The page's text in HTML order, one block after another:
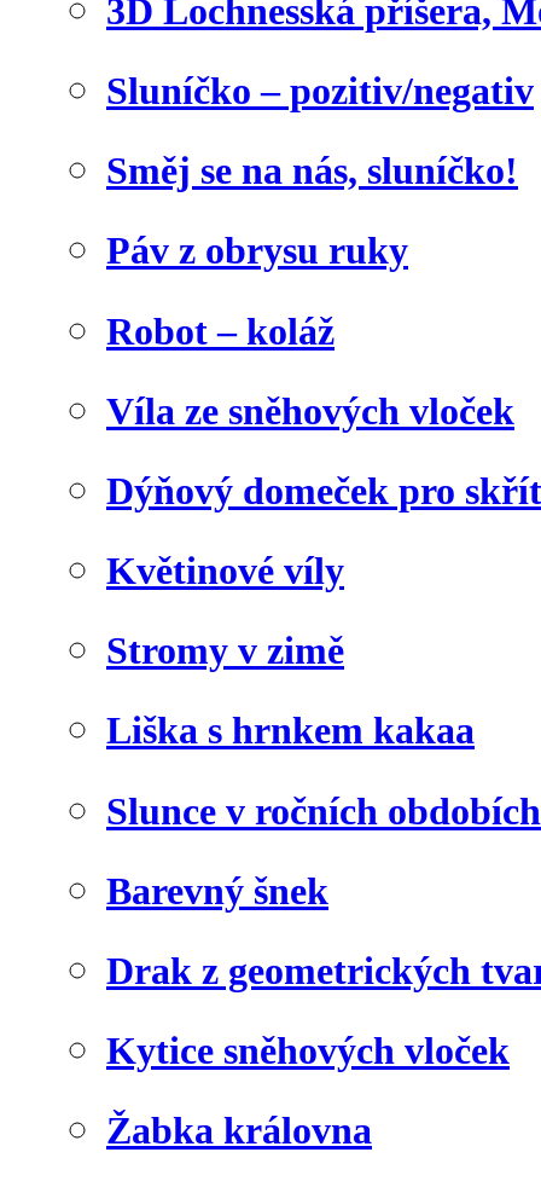
3D Lochnesská příšera,
Sluníčko – pozitiv/negativ
Směj se na nás, sluníčko!
Páv z obrysu ruky
Robot – koláž
Víla ze sněhových vloček
Dýňový domeček pro
Květinové víly
Stromy v zimě
Liška s hrnkem kakaa
Slunce v ročních obdobích
Barevný šnek
Drak z geometrických
Kytice sněhových vloček
Žabka královna